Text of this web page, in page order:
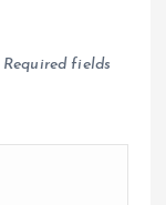
Required fields